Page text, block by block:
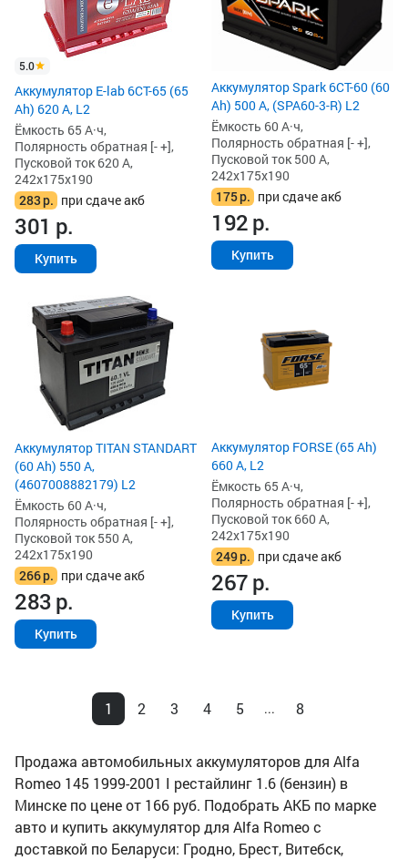
5.0
Аккумулятор E-lab 6СТ-65 (65
Ah) 620 А, L2
Ёмкость 65 А·ч,
Полярность обратная [- +],
Пусковой ток 620 А,
242x175x190
283р. при сдаче акб
301 р.
Купить
Аккумулятор Spark 6СТ-60 (60
Ah) 500 А, (SPA60-3-R) L2
Ёмкость 60 А·ч,
Полярность обратная [- +],
Пусковой ток 500 А,
242x175x190
175р. при сдаче акб
192р.
Купить
Аккумулятор TITAN STANDART
(60 Ah) 550 А,
(4607008882179) L2
Ёмкость 60 А·ч,
Полярность обратная [- +],
Пусковой ток 550 А,
242x175x190
266р. при сдаче акб
283р.
Купить
Аккумулятор FORSE (65 Ah)
660 А, L2
Ёмкость 65 А·ч,
Полярность обратная [- +],
Пусковой ток 660 А,
242x175x190
249р. при сдаче акб
267р.
Купить
1 2 3 4 5 ... 8
Продажа автомобильных аккумуляторов для Alfa
Romeo 145 1999-2001 I рестайлинг 1.6 (бензин) в
Минске по цене от 166 руб. Подобрать АКБ по марке
авто и купить аккумулятор для Alfa Romeo с
доставкой по Беларуси: Гродно, Брест, Витебск,